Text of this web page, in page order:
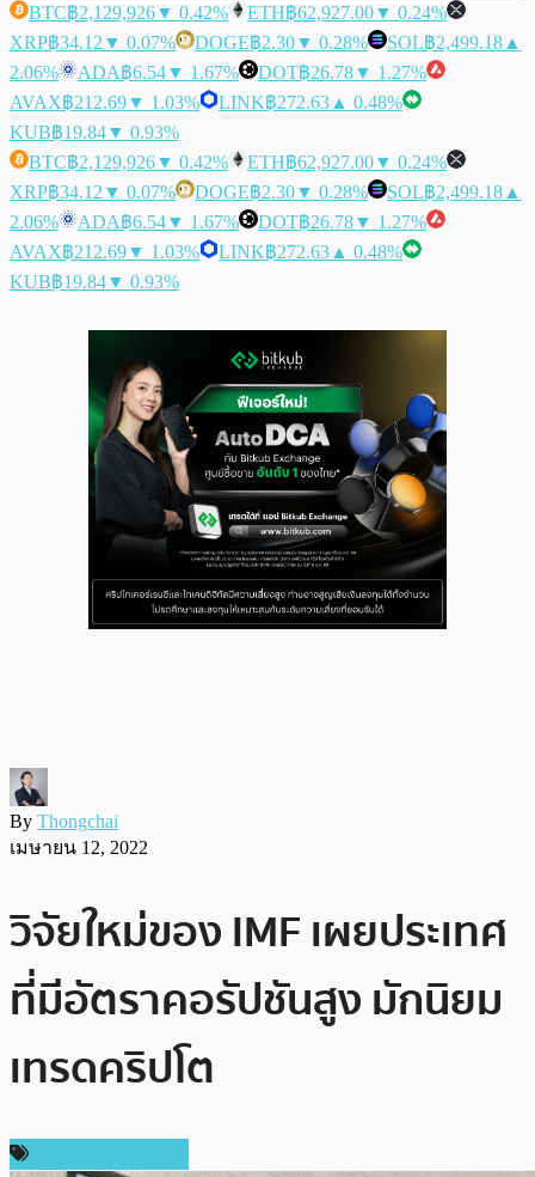
BTC฿2,129,926▼ 0.42% ETH฿62,927.00▼ 0.24%
XRP฿34.12 ▼ 0.07% DOGE฿2.30▼ 0.28% SOL฿2,499.18 ▲
2.06%
ADA฿6.54▼ 1.67% DOT฿26.78▼ 1.27%
AVAX฿212.69▼ 1.03% LINK฿272.63 ▲ 0.48%
KUB฿19.84▼ 0.93%
BTC฿2,129,926▼ 0.42% ETH฿62,927.00▼ 0.24%
XRP฿34.12 ▼ 0.07% DOGE฿2.30▼ 0.28% SOL฿2,499.18 ▲
2.06%
ADA฿6.54▼ 1.67% DOT฿26.78▼ 1.27%
AVAX฿212.69▼ 1.03% LINK฿272.63 ▲ 0.48%
KUB฿19.84▼ 0.93%
By Thongchai
เมษายน 12, 2022
วิจัยใหม่ของ IMF เผยประเทศ
ที่มีอัตราคอรัปชันสูง มักนิยม
เทรดคริปโต